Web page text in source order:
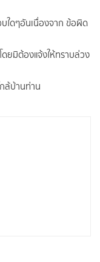
ใดๆอันเนื่องจาก ข้อผิด
ดยมิต้องแจ้งให้ทราบล่วง
ล้บ้านท่าน